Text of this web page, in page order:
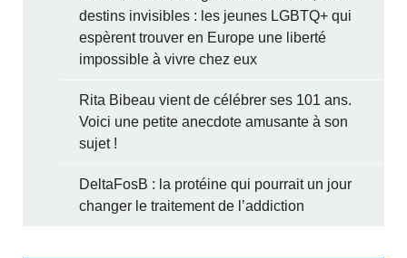
destins invisibles : les jeunes LGBTQ+ qui
espèrent trouver en Europe une liberté
impossible à vivre chez eux
Rita Bibeau vient de célébrer ses 101 ans.
Voici une petite anecdote amusante à son
sujet !
DeltaFosB : la protéine qui pourrait un jour
changer le traitement de l’addiction